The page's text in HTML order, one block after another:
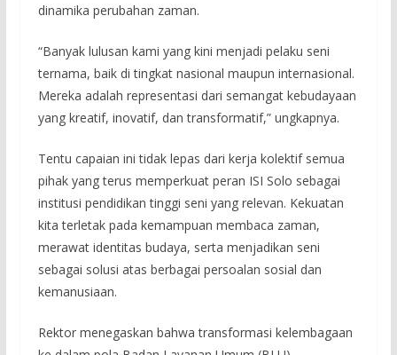
dinamika perubahan zaman.
“Banyak lulusan kami yang kini menjadi pelaku seni
ternama, baik di tingkat nasional maupun internasional.
Mereka adalah representasi dari semangat kebudayaan
yang kreatif, inovatif, dan transformatif,” ungkapnya.
Tentu capaian ini tidak lepas dari kerja kolektif semua
pihak yang terus memperkuat peran ISI Solo sebagai
institusi pendidikan tinggi seni yang relevan. Kekuatan
kita terletak pada kemampuan membaca zaman,
merawat identitas budaya, serta menjadikan seni
sebagai solusi atas berbagai persoalan sosial dan
kemanusiaan.
Rektor menegaskan bahwa transformasi kelembagaan